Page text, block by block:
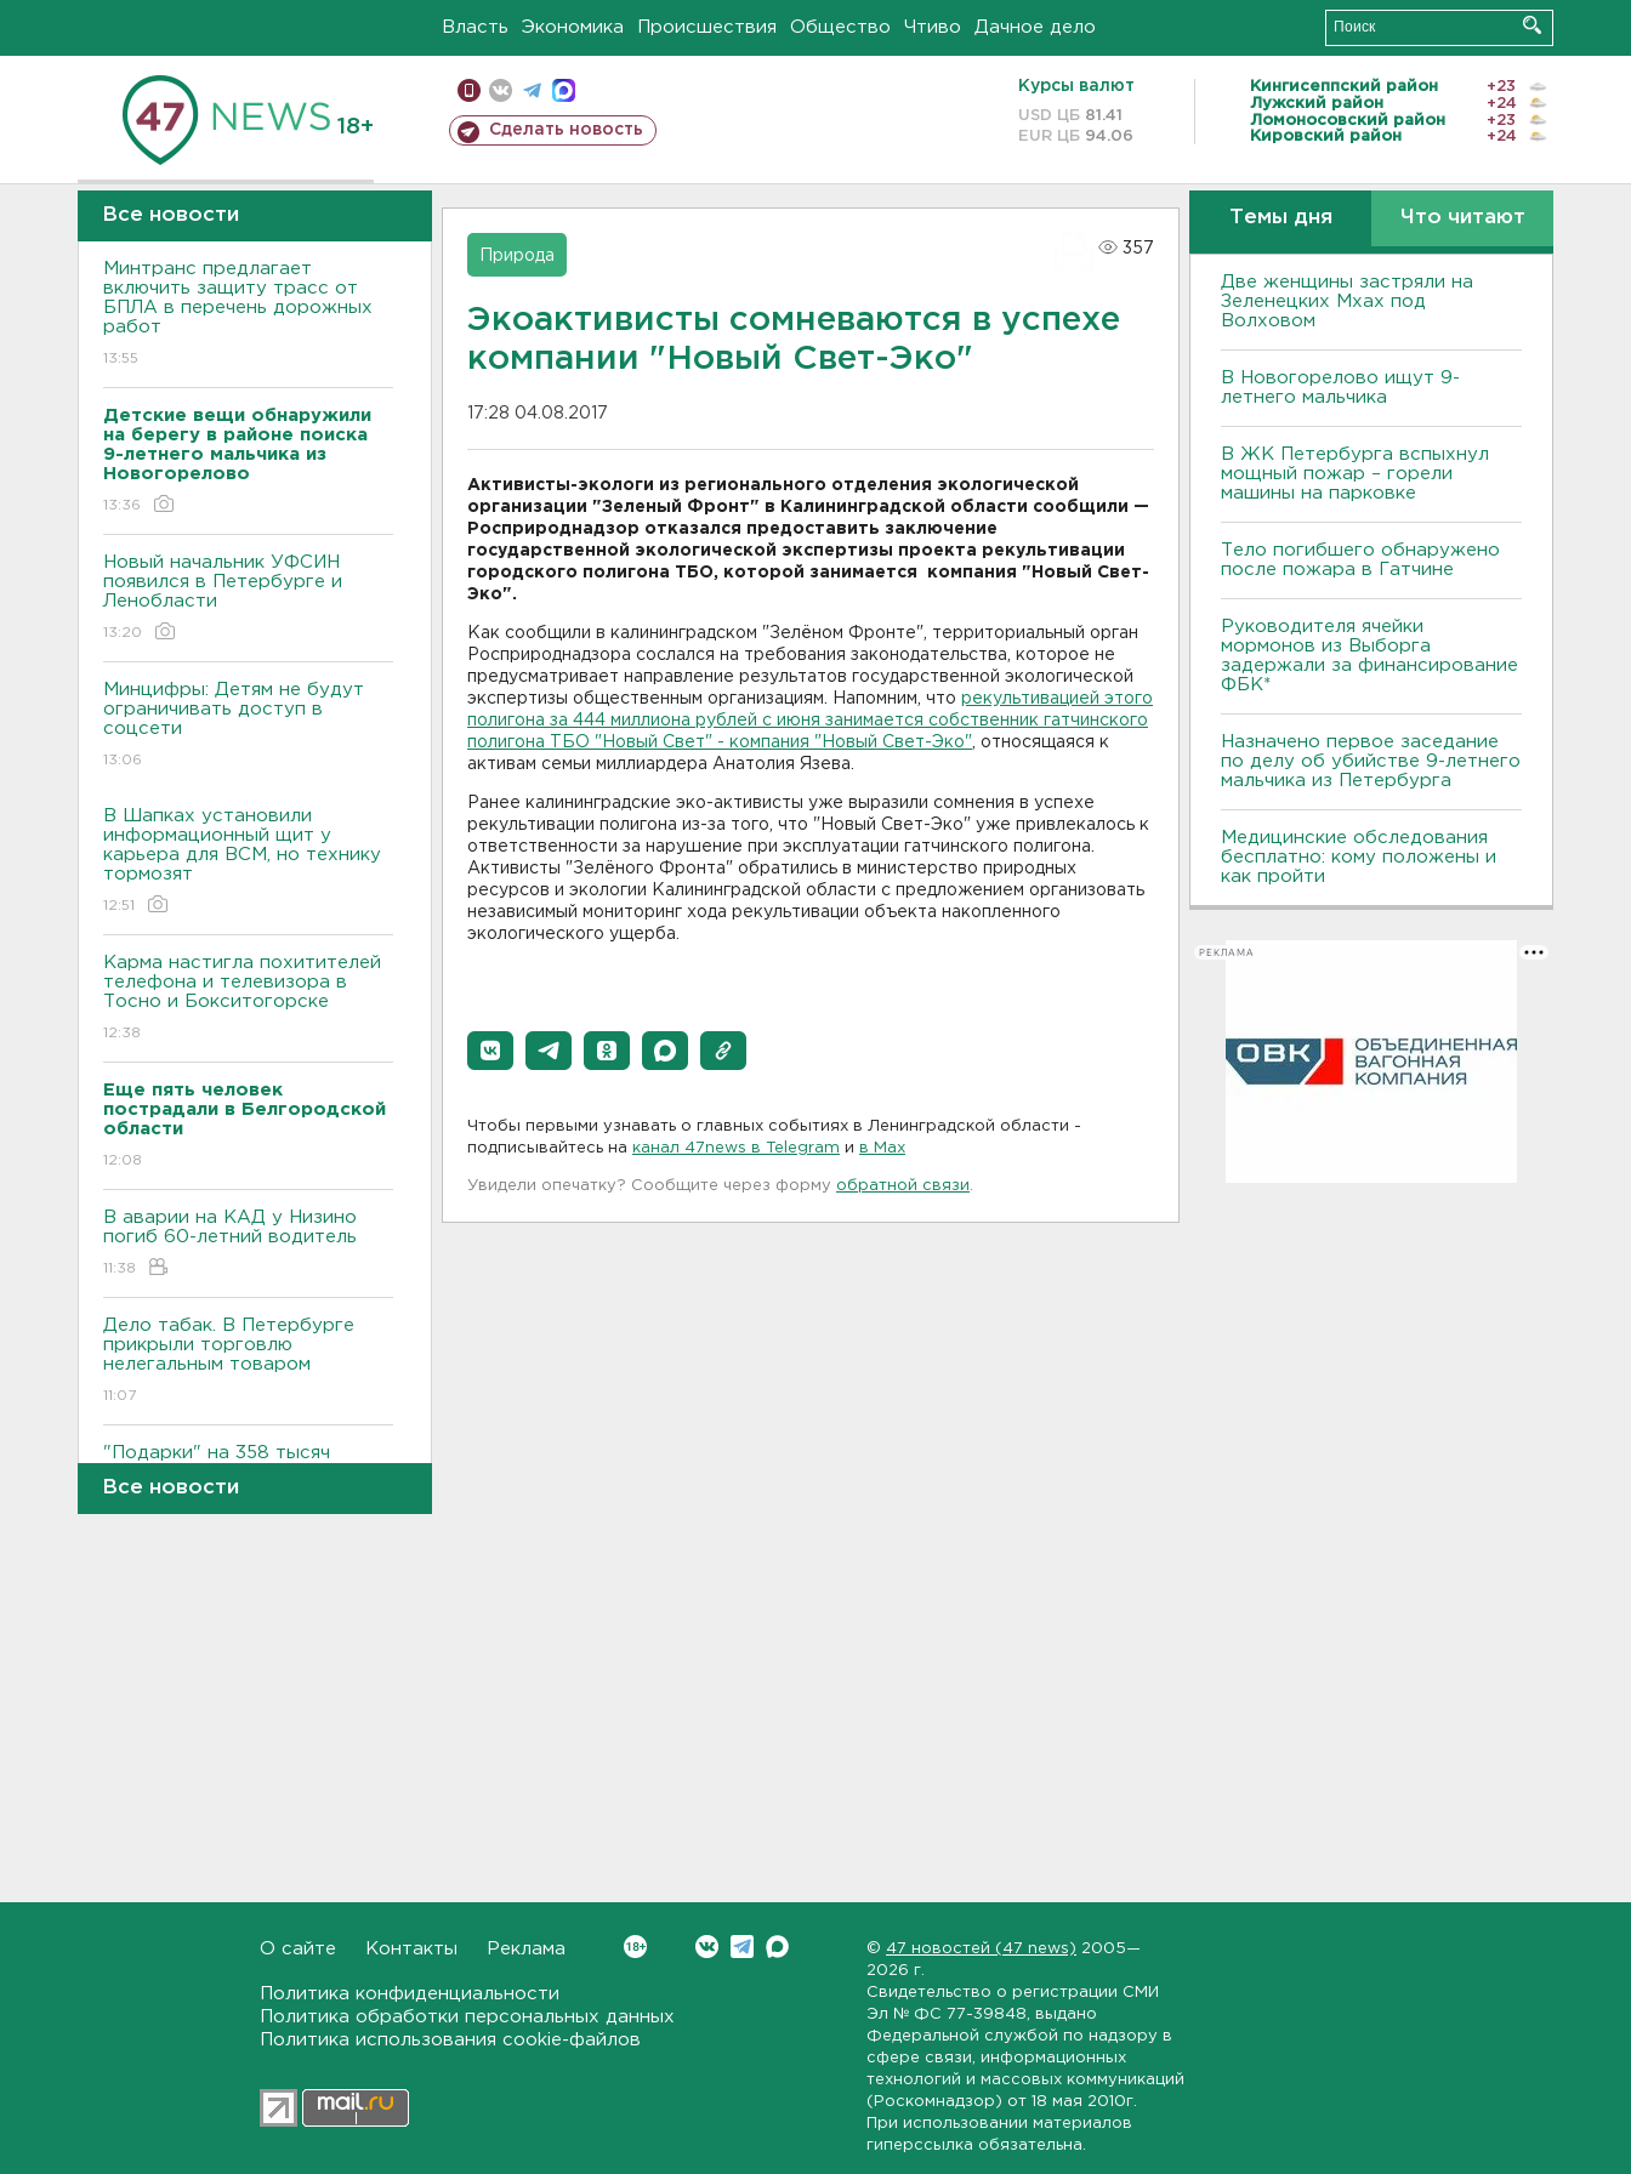
Власть Экономика Происшествия Общество Чтиво Дачное дело
18+ Сделать новость
Курсы валют
USD ЦБ 81.41
EUR ЦБ 94.06
Кингисеппский район
+23
Лужский район
+24
Ломоносовский район
+23
Кировский район
+24
Все новости
Минтранс предлагает
включить защиту трасс от
БПЛА в перечень дорожных
работ
13:55
Детские вещи обнаружили
на берегу в районе поиска
9-летнего мальчика из
Новогорелово
13:36
Новый начальник УФСИН
появился в Петербурге и
Ленобласти
13:20
Минцифры: Детям не будут
ограничивать доступ в
соцсети
13:06
В Шапках установили
информационный щит у
карьера для ВСМ, но технику
тормозят
12:51
Карма настигла похитителей
телефона и телевизора в
Тосно и Бокситогорске
12:38
Еще пять человек
пострадали в Белгородской
области
12:08
В аварии на КАД у Низино
погиб 60-летний водитель
11:38
Дело табак. В Петербурге
прикрыли торговлю
нелегальным товаром
11:07
"Подарки" на 358 тысяч
задекларировать гражданин
Кубы на границе в
Две женщины застряли на
Все новости
Природа
357
Экоактивисты сомневаются в успехе
компании "Новый Свет-Эко"
17:28 04.08.2017
Активисты-экологи из регионального отделения экологической
организации "Зеленый Фронт" в Калининградской области сообщили —
Росприроднадзор отказался предоставить заключение
государственной экологической экспертизы проекта рекультивации
городского полигона ТБО, которой занимается компания "Новый Свет-
Эко".
Как сообщили в калининградском "Зелёном Фронте", территориальный орган
Росприроднадзора сослался на требования законодательства, которое не
предусматривает направление результатов государственной экологической
экспертизы общественным организациям. Напомним, что рекультивацией этого
полигона за 444 миллиона рублей с июня занимается собственник гатчинского
полигона ТБО "Новый Свет" - компания "Новый Свет-Эко" , относящаяся к
активам семьи миллиардера Анатолия Язева.
Ранее калининградские эко-активисты уже выразили сомнения в успехе
рекультивации полигона из-за того, что "Новый Свет-Эко" уже привлекалось к
ответственности за нарушение при эксплуатации гатчинского полигона.
Активисты "Зелёного Фронта" обратились в министерство природных
ресурсов и экологии Калининградской области с предложением организовать
независимый мониторинг хода рекультивации объекта накопленного
экологического ущерба.
Чтобы первыми узнавать о главных событиях в Ленинградской области -
подписывайтесь на канал 47news в Telegram и в Maх
Увидели опечатку? Сообщите через форму обратной связи
Темы дня Что читают
Две женщины застряли на
Зеленецких Мхах под
Волховом
В Новогорелово ищут 9-
летнего мальчика
В ЖК Петербурга вспыхнул
мощный пожар – горели
машины на парковке
Тело погибшего обнаружено
после пожара в Гатчине
Руководителя ячейки
мормонов из Выборга
задержали за финансирование
ФБК*
Назначено первое заседание
по делу об убийстве 9-летнего
мальчика из Петербурга
Медицинские обследования
бесплатно: кому положены и
как пройти
РЕКЛАМА
О сайте Контакты Реклама
Политика конфиденциальности
Политика обработки персональных данных
Политика использования cookie-файлов
© 47 новостей (47 news) 2005—
2026 г.
Свидетельство о регистрации СМИ
Эл № ФС 77-39848 , выдано
Федеральной службой по надзору в
сфере связи, информационных
технологий и массовых коммуникаций
(Роскомнадзор) от 18 мая 2010г.
При использовании материалов
гиперссылка обязательна.